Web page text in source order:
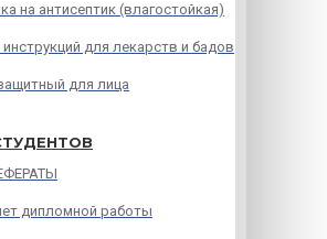
на антисептик (влагостойкая)
для лекарств и бадов
для лица
дипломной работы